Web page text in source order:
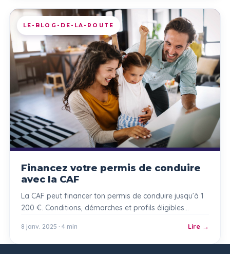
LE-BLOG-DE-LA-ROUTE
Financez votre permis de conduire
avec la CAF
La CAF peut financer ton permis de conduire jusqu’à 1
200 €. Conditions, démarches et profils éligibles
8 janv. 2025 · 4 min Lire